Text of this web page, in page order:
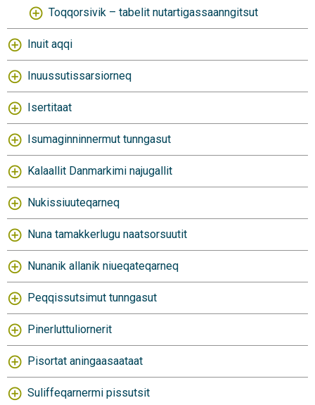
Toqqorsivik – tabelit nutartigassaanngitsut
Inuit aqqi
Inuussutissarsiorneq
Isertitaat
Isumaginninnermut tunngasut
Kalaallit Danmarkimi najugallit
Nukissiuuteqarneq
Nuna tamakkerlugu naatsorsuutit
Nunanik allanik niueqateqarneq
Peqqissutsimut tunngasut
Pinerluttuliornerit
Pisortat aningaasaataat
Suliffeqarnermi pissutsit